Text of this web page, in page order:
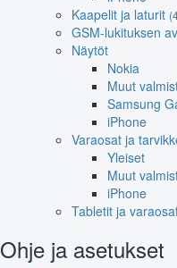
Kaapelit ja laturit
GSM-lukituksen
Näytöt
Nokia
Muut
Samsung
iPhone
Varaosat ja
Yleiset
Muut
iPhone
Tabletit ja
Ohje ja asetukset